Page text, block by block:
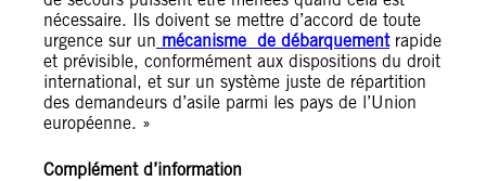
nécessaire. Ils doivent se mettre d’accord de toute
urgence sur un mécanisme de débarquementrapide
et prévisible, conformément aux dispositions du droit
international, et sur un système juste de répartition
des demandeurs d’asile parmi les pays de l’Union
européenne. »
Complément d’information